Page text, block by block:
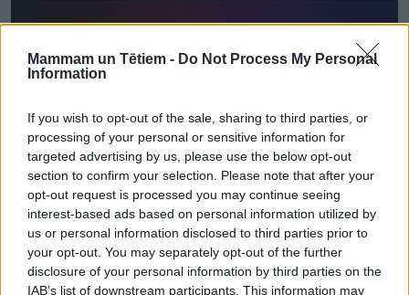
Mammam un Tētiem - Do Not Process My Personal
Information
If you wish to opt-out of the sale, sharing to third parties, or
processing of your personal or sensitive information for
targeted advertising by us, please use the below opt-out
section to confirm your selection. Please note that after your
opt-out request is processed you may continue seeing
interest-based ads based on personal information utilized by
us or personal information disclosed to third parties prior to
your opt-out. You may separately opt-out of the further
disclosure of your personal information by third parties on the
IAB’s list of downstream participants. This information may
AKTUALITĀTES